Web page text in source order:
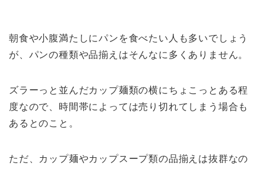
朝食や小腹満たしにパンを食べたい人も多いでしょう
が、パンの種類や品揃えはそんなに多くありません。
ズラーっと並んだカップ麺類の横にちょこっとある程
度なので、時間帯によっては売り切れてしまう場合も
あるとのこと。
ただ、カップ麺やカップスープ類の品揃えは抜群なの